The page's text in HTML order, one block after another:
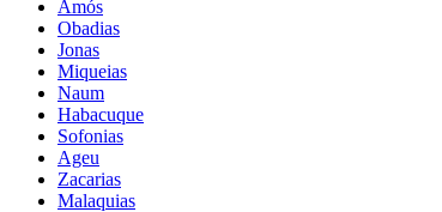
Amós
Obadias
Jonas
Miqueias
Naum
Habacuque
Sofonias
Ageu
Zacarias
Malaquias